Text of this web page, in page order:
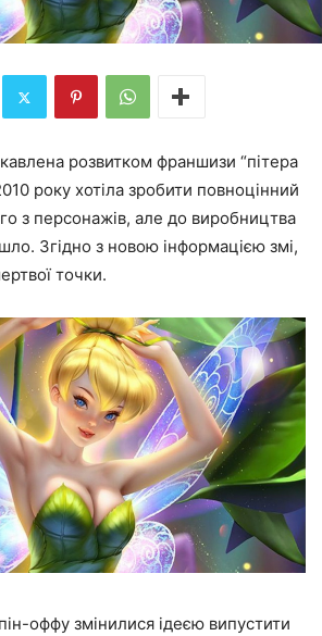
розвитком франшизи “пітера
року хотіла зробити повноцінний
з персонажів, але до виробництва
Згідно з новою інформацією змі,
точки.
оффу змінилися ідеєю випустити